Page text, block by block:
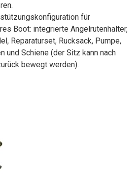
für
Boot: integrierte Angelrutenhalter,
Reparaturset, Rucksack, Pumpe,
und Schiene (der Sitz kann nach
bewegt werden).